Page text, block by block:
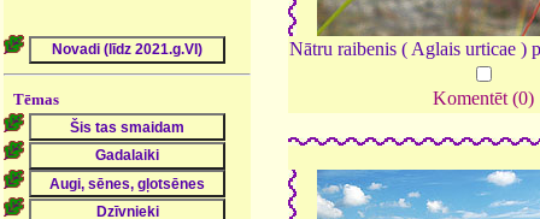
Tēmas
Nātru raibenis ( Aglais urticae )
Komentēt (0)